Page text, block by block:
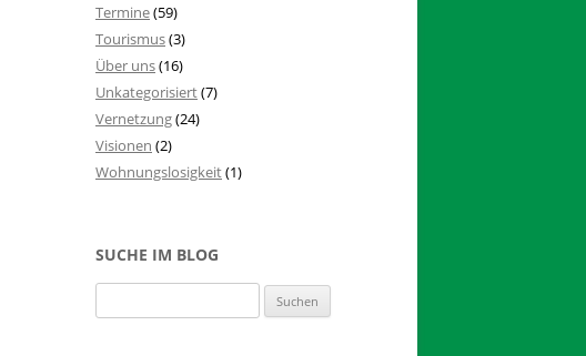
Termine(59)
Tourismus(3)
Über uns(16)
Unkategorisiert(7)
Vernetzung(24)
Visionen (2)
Wohnungslosigkeit(1)
SUCHE IM BLOG
u